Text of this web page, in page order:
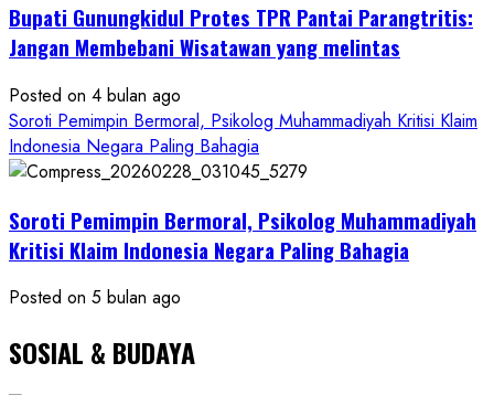
Resmi
Bupati Gunungkidul Protes TPR Pantai Parangtritis:
Jangan Membebani Wisatawan yang melintas
Posted on 4 bulan ago
Soroti Pemimpin Bermoral, Psikolog Muhammadiyah Kritisi Klaim
Indonesia Negara Paling Bahagia
Soroti Pemimpin Bermoral, Psikolog Muhammadiyah
Kritisi Klaim Indonesia Negara Paling Bahagia
Posted on 5 bulan ago
SOSIAL & BUDAYA